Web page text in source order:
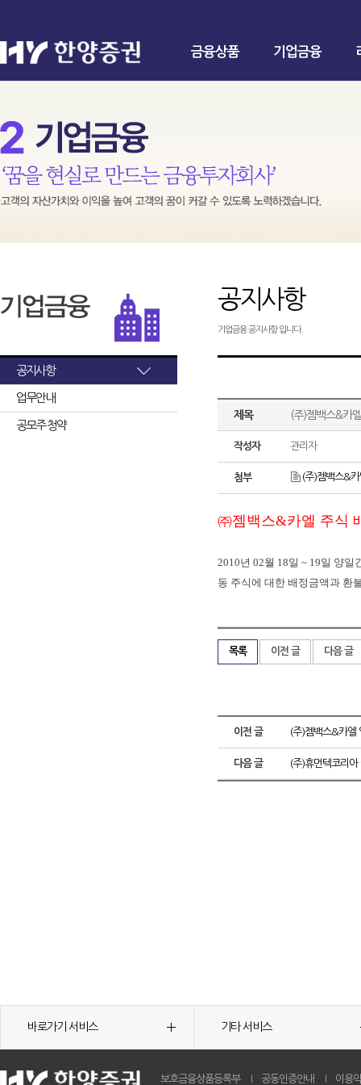
금융상품 기업금융
공지사항
업무안내
공모주 청약
공지사항
기업금융 공지사항 입니다.
제목 (주)젬백스&카
작성자 관리자
첨부 (주)젬백스&
㈜젬백스&카엘 주식
2010년 02월 18일 ~ 19일 양일
동 주식에 대한 배정금액과 환
목록 이전 글 다음 글
이전 글 (주)젬백스&카엘
다음 글 (주)휴먼텍코리
바로가기 서비스 기타 서비스
보호금융상품등록부 공동인증안내 이용